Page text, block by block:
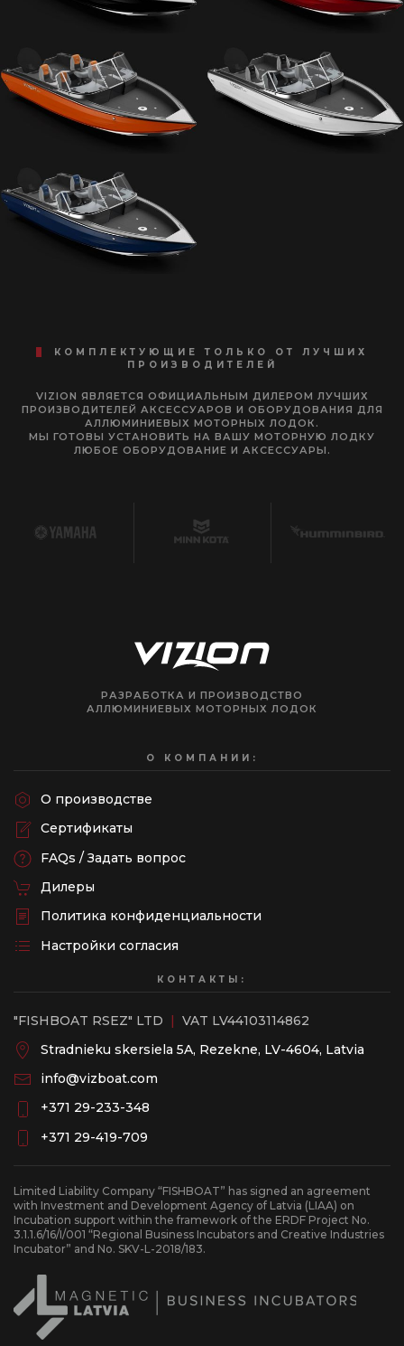
КОМПЛЕКТУЮЩИЕ ТОЛЬКО ОТ ЛУЧШИХ
ПРОИЗВОДИТЕЛЕЙ
VIZION ЯВЛЯЕТСЯ ОФИЦИАЛЬНЫМ ДИЛЕРОМ ЛУЧШИХ
ПРОИЗВОДИТЕЛЕЙ АКСЕССУАРОВ И ОБОРУДОВАНИЯ ДЛЯ
АЛЛЮМИНИЕВЫХ МОТОРНЫХ ЛОДОК.
МЫ ГОТОВЫ УСТАНОВИТЬ НА ВАШУ МОТОРНУЮ ЛОДКУ
ЛЮБОЕ ОБОРУДОВАНИЕ И АКСЕССУАРЫ.
РАЗРАБОТКА И ПРОИЗВОДСТВО
АЛЛЮМИНИЕВЫХ МОТОРНЫХ ЛОДОК
О КОМПАНИИ:
О производстве
Сертификаты
FAQs / Задать вопрос
Дилеры
Политика конфиденциальности
Настройки согласия
КОНТАКТЫ:
"FISHBOAT RSEZ" LTD | VAT LV44103114862
Stradnieku skersiela 5A, Rezekne, LV-4604, Latvia
info@vizboat.com
‭+371 29-233-348
‭+371 29-419-709
Limited Liability Company “FISHBOAT” has signed an agreement
with Investment and Development Agency of Latvia (LIAA) on
Incubation support within the framework of the ERDF Project No.
3.1.1.6/16/I/001 “Regional Business Incubators and Creative Industries
Incubator” and No. SKV-L-2018/183.